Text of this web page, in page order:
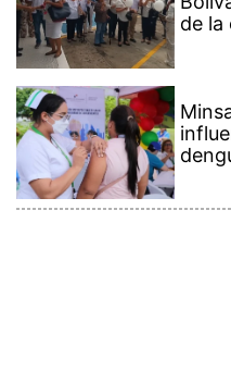
de la